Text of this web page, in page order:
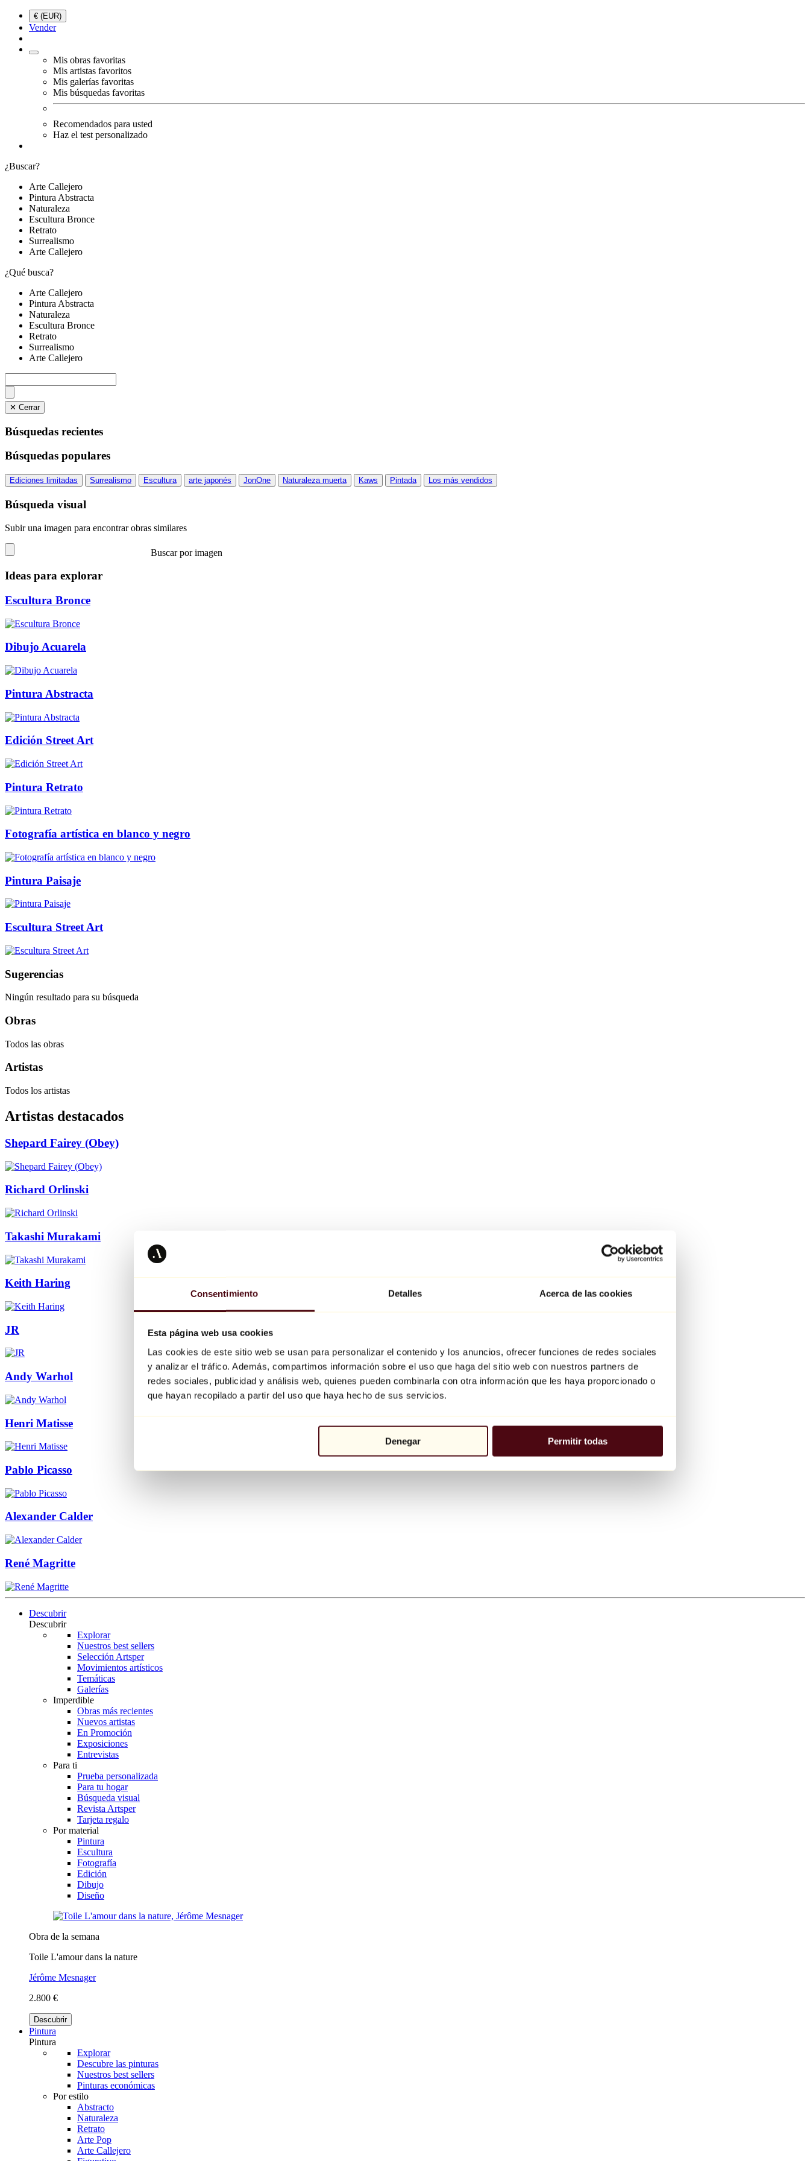
Consentimiento Detalles Acerca de las cookies
Esta página web usa cookies
Las cookies de este sitio web se usan para personalizar el contenido y los anuncios, ofrecer funciones de redes sociales
y analizar el tráfico. Además, compartimos información sobre el uso que haga del sitio web con nuestros partners de
redes sociales, publicidad y análisis web, quienes pueden combinarla con otra información que les haya proporcionado o
que hayan recopilado a partir del uso que haya hecho de sus servicios.
Denegar Permitir todas
€ (EUR)
Vender
Mis obras favoritas
Mis artistas favoritos
Mis galerías favoritas
Mis búsquedas favoritas
Recomendados para usted
Haz el test personalizado
¿Buscar?
Arte Callejero
Pintura Abstracta
Naturaleza
Escultura Bronce
Retrato
Surrealismo
Arte Callejero
¿Qué busca?
Arte Callejero
Pintura Abstracta
Naturaleza
Escultura Bronce
Retrato
Surrealismo
Arte Callejero
✕ Cerrar
Búsquedas recientes
Búsquedas populares
Ediciones limitadas Surrealismo Escultura arte japonés JonOne Naturaleza muerta Kaws Pintada Los más vendidos
Búsqueda visual
Subir una imagen para encontrar obras similares
Buscar por imagen
Ideas para explorar
Escultura Bronce
Dibujo Acuarela
Pintura Abstracta
Edición Street Art
Pintura Retrato
Fotografía artística en blanco y negro
Pintura Paisaje
Escultura Street Art
Sugerencias
Ningún resultado para su búsqueda
Obras
Todos las obras
Artistas
Todos los artistas
Artistas destacados
Shepard Fairey (Obey)
Richard Orlinski
Takashi Murakami
Keith Haring
JR
Andy Warhol
Henri Matisse
Pablo Picasso
Alexander Calder
René Magritte
Descubrir
Descubrir
Explorar
Nuestros best sellers
Selección Artsper
Movimientos artísticos
Temáticas
Galerías
Imperdible
Obras más recientes
Nuevos artistas
En Promoción
Exposiciones
Entrevistas
Para ti
Prueba personalizada
Para tu hogar
Búsqueda visual
Revista Artsper
Tarjeta regalo
Por material
Pintura
Escultura
Fotografía
Edición
Dibujo
Diseño
Obra de la semana
Toile L'amour dans la nature
Jérôme Mesnager
2.800 €
Descubrir
Pintura
Pintura
Explorar
Descubre las pinturas
Nuestros best sellers
Pinturas económicas
Por estilo
Abstracto
Naturaleza
Retrato
Arte Pop
Arte Callejero